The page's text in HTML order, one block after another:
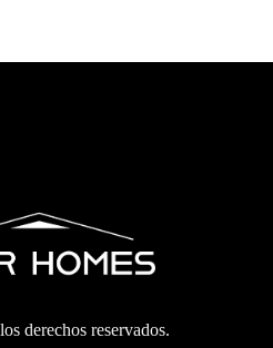
derechos reservados.